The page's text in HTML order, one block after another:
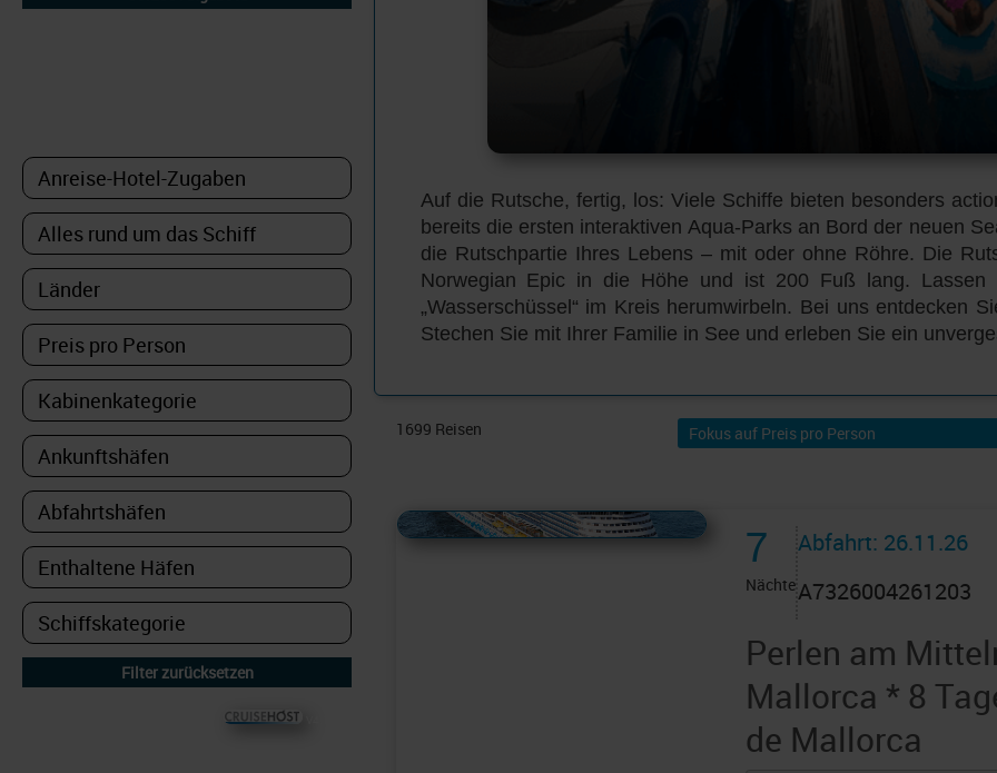
Auf die Rutsche, fertig, los: Viele Schiffe bieten besonders
bereits die ersten interaktiven Aqua-Parks an Bord der neuen
die Rutschpartie Ihres Lebens – mit oder ohne Röhre. Die
Norwegian Epic in die Höhe und ist 200 Fuß lang. Lassen
„Wasserschüssel“ im Kreis herumwirbeln. Bei uns entdecken
Stechen Sie mit Ihrer Familie in See und erleben Sie ein
1699 Reisen
Alles Bildmaterial von AIDAcruises ist ©AIDAcruises
7
Nächte
Abfahrt: 26.11.26
A7326004261203
Perlen am
Mallorca * 8
de Mallorca